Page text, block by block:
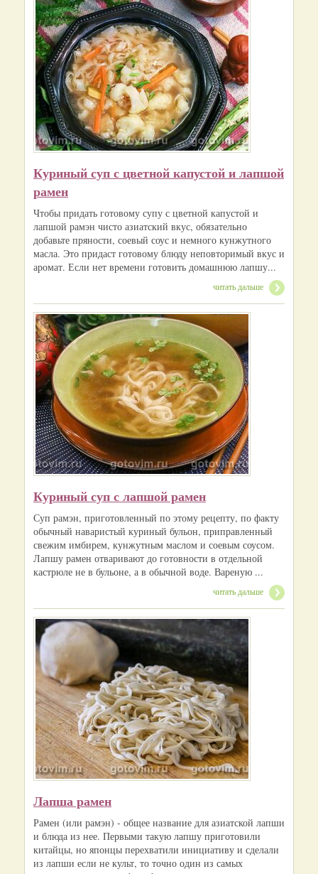
Куриный суп с цветной капустой и лапшой
рамен
Чтобы придать готовому супу с цветной капустой и
лапшой рамэн чисто азиатский вкус, обязательно
добавьте пряности, соевый соус и немного кунжутного
масла. Это придаст готовому блюду неповторимый вкус и
аромат. Если нет времени готовить домашнюю лапшу...
читать дальше
Куриный суп с лапшой рамен
Суп рамэн, приготовленный по этому рецепту, по факту
обычный наваристый куриный бульон, приправленный
свежим имбирем, кунжутным маслом и соевым соусом.
Лапшу рамен отваривают до готовности в отдельной
кастрюле не в бульоне, а в обычной воде. Вареную ...
читать дальше
Лапша рамен
Рамен (или рамэн) - общее название для азиатской лапши
и блюда из нее. Первыми такую лапшу приготовили
китайцы, но японцы перехватили инициативу и сделали
из лапши если не культ, то точно один из самых